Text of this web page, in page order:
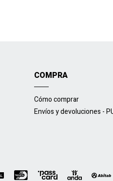
COMPRA
Cómo comprar
Envíos y devoluciones -